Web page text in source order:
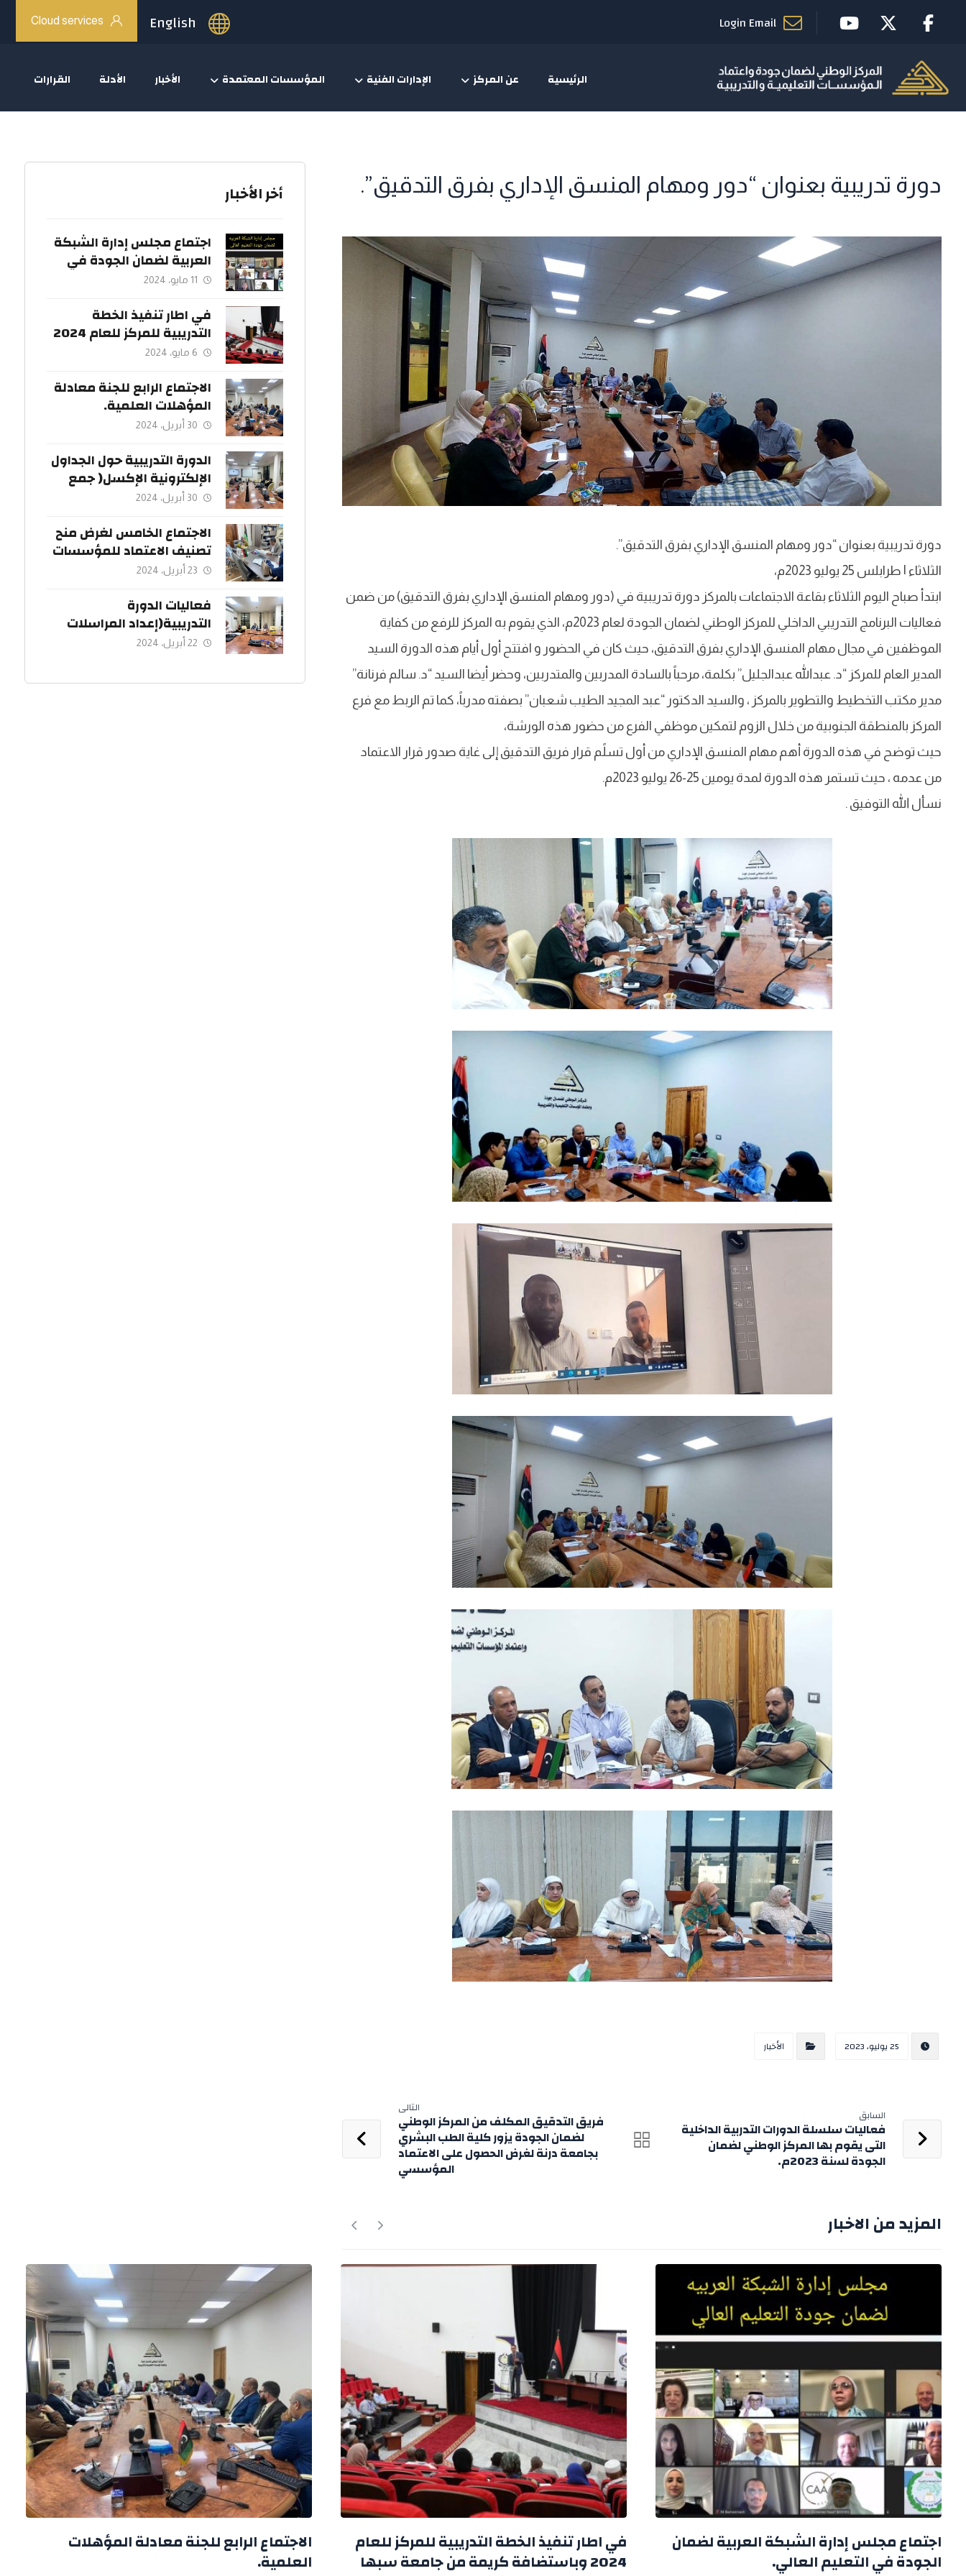
Login Email
Cloud services English
الرئيسية عن المركز الإدارات الفنية المؤسسات المعتمدة الأخبار الأدلة القرارات
دورة تدريبية بعنوان “دور ومهام المنسق الإداري بفرق التدقيق”.
دورة تدريبية بعنوان “دور ومهام المنسق الإداري بفرق التدقيق”.
الثلاثاء | طرابلس 25 يوليو 2023م،
ابتدأ صباح اليوم الثلاثاء بقاعة الاجتماعات بالمركز دورة تدريبية في (دور ومهام المنسق الإداري بفرق التدقيق) من ضمن
فعاليات البرنامج التدريبي الداخلي للمركز الوطني لضمان الجودة لعام 2023م، الذي يقوم به المركز للرفع من كفاية
الموظفين في مجال مهام المنسق الإداري بفرق التدقيق، حيث كان في الحضور و افتتح أول أيام هذه الدورة السيد
المدير العام للمركز “د. عبدالله عبدالجليل” بكلمة، مرحباً بالسادة المدربين والمتدربين، وحضر أيضا السيد “د. سالم فرنانة”
مدير مكتب التخطيط والتطوير بالمركز ، والسيد الدكتور “عبد المجيد الطيب شعبان” بصفته مدرباً، كما تم الربط مع فرع
المركز بالمنطقة الجنوبية من خلال الزوم لتمكين موظفي الفرع من حضور هذه الورشة،
حيث توضح في هذه الدورة أهم مهام المنسق الإداري من أول تسلًم قرار فريق التدقيق إلى غاية صدور قرار الاعتماد
من عدمه ، حيث تستمر هذه الدورة لمدة يومين 25-26 يوليو 2023م.
نسأل الله التوفيق .
25 يوليو، 2023 الأخبار
السابق
فعاليات سلسلة الدورات التدربية الداخلية
التى يقوم بها المركز الوطني لضمان
الجودة لسنة 2023م.
التالى
فريق التدقيق المكلف من المركز الوطني
لضمان الجودة يزور كلية الطب البشري
بجامعة درنة لغرض الحصول على الاعتماد
المؤسسي
المزيد من الاخبار
اجتماع مجلس إدارة الشبكة العربية لضمان
الجودة في التعليم العالي.
في اطار تنفيذ الخطة التدريبية للمركز للعام
2024 وباستضافة كريمة من جامعة سبها
الاجتماع الرابع للجنة معادلة المؤهلات
العلمية.
أخر الأخبار
اجتماع مجلس إدارة الشبكة
العربية لضمان الجودة في
التعليم العالي.
11 مايو، 2024
في اطار تنفيذ الخطة
التدريبية للمركز للعام 2024
وباستضافة كريمة من
6 مايو، 2024
الاجتماع الرابع للجنة معادلة
المؤهلات العلمية.
30 أبريل، 2024
الدورة التدريبية حول الجداول
الإلكترونية الإكسل( جمع
البيانات).
30 أبريل، 2024
الاجتماع الخامس لغرض منح
تصنيف الاعتماد للمؤسسات
التعليمية.
23 أبريل، 2024
فعاليات الدورة
التدريبية(إعداد المراسلات
الرسمية و صياغةمحاضر
22 أبريل، 2024